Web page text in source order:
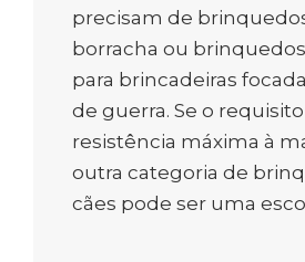
precisam de
borracha ou
para brincadeiras
de guerra. Se o
resistência máxima à
outra categoria de
cães pode ser uma